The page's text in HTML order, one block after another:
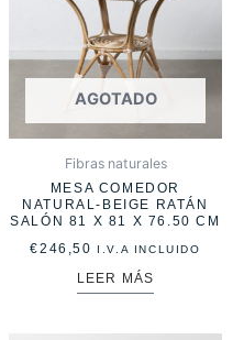
AGOTADO
Fibras naturales
MESA COMEDOR
NATURAL-BEIGE RATÁN
SALÓN 81 X 81 X 76.50 CM
€246,50 I.V.A INCLUIDO
LEER MÁS